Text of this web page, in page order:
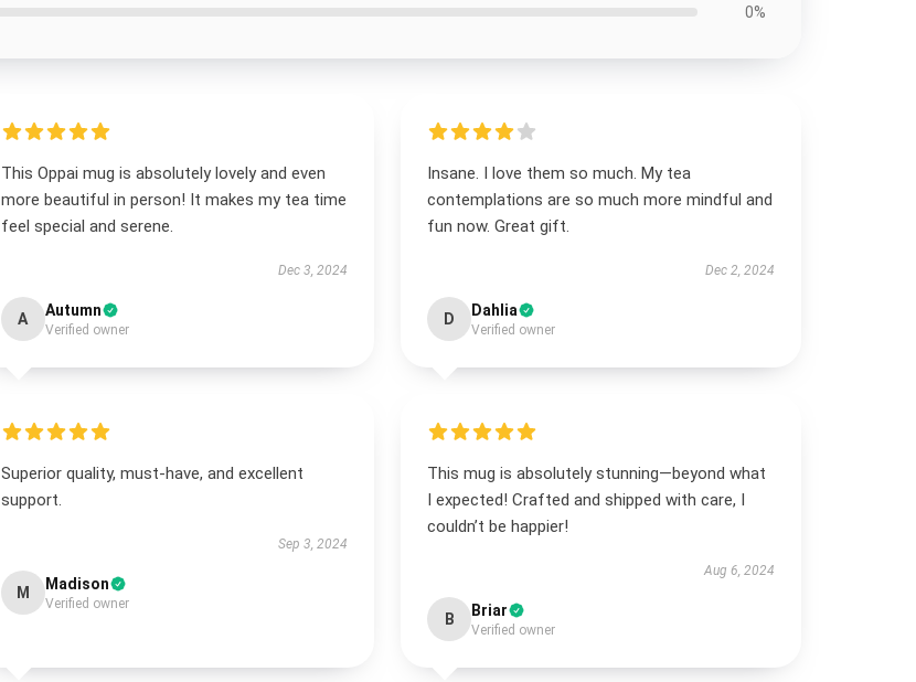
0%
This Oppai mug is absolutely lovely and even
more beautiful in person! It makes my tea time
feel special and serene.
Dec 3, 2024
A Autumn
Verified owner
Insane. I love them so much. My tea
contemplations are so much more mindful and
fun now. Great gift.
Dec 2, 2024
D Dahlia
Verified owner
Superior quality, must-have, and excellent
support.
Sep 3, 2024
M Madison
Verified owner
This mug is absolutely stunning—beyond what
I expected! Crafted and shipped with care, I
couldn’t be happier!
Aug 6, 2024
B Briar
Verified owner